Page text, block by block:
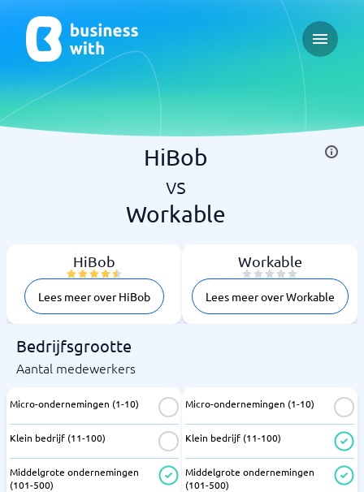
Open
HiBob
vs
Workable
HiBob
Lees meer over HiBob
Workable
Lees meer over Workable
Bedrijfsgrootte
Aantal medewerkers
Micro-ondernemingen (1-10)
Klein bedrijf (11-100)
Middelgrote ondernemingen
(101-500)
Micro-ondernemingen (1-10)
Klein bedrijf (11-100)
Middelgrote ondernemingen
(101-500)